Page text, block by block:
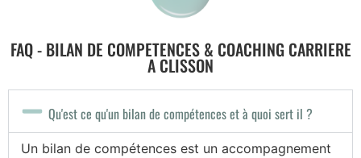
FAQ - BILAN DE COMPETENCES & COACHING CARRIERE
A CLISSON
Qu'est ce qu'un bilan de compétences et à quoi sert il ?
Un bilan de compétences est un accompagnement